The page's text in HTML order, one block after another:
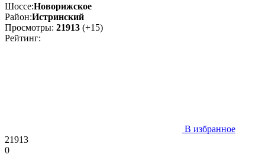
Шоссе:Новорижское
Район:Истринский
Просмотры: 21913 (+15)
Рейтинг:
В избранное
21913
0